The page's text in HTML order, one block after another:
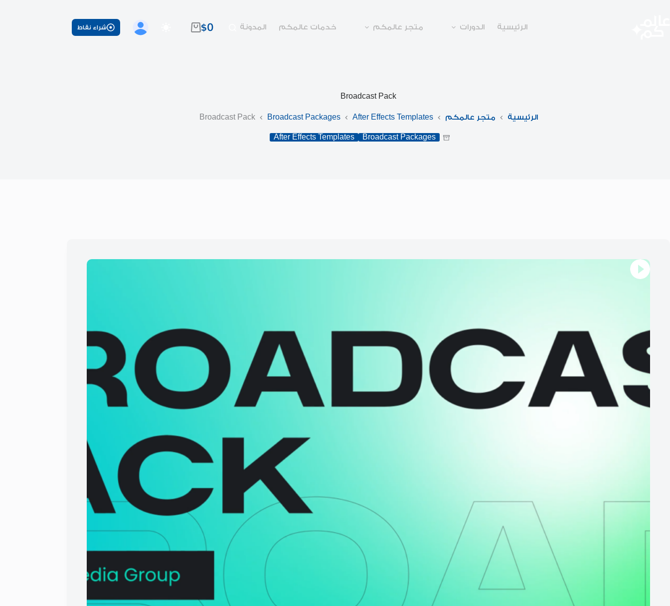
الرئيسية الدورات متجر عالمكم خدمات عالمكم المدونة
عربة
$0 شراء نقاط
Broadcast Pack
الرئيسية متجر عالمكم After Effects Templates
Broadcast Packages
Broadcast Pack
After Effects Templates Broadcast Packages